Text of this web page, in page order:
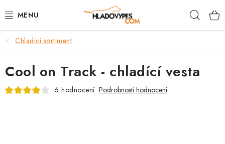
na
POTŘEBY PRO PSY
TAMI PŘEPRAVNÍ BOXY
SPORT SE PSEM
Chladící sortiment
Cool on Track - chladící vesta
6 hodnocení Podrobnosti hodnocení